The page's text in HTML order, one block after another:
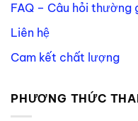
FAQ – Câu hỏi thường
Liên hệ
Cam kết chất lượng
PHƯƠNG THỨC